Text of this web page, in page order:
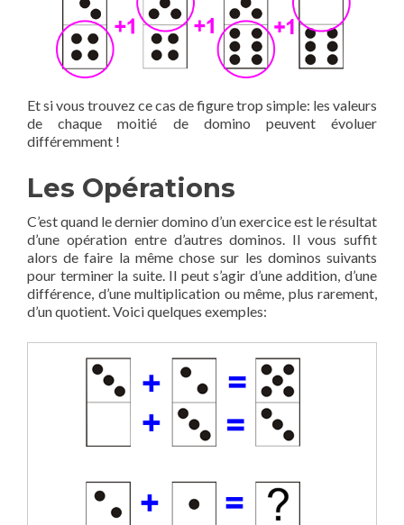
Et si vous trouvez ce cas de figure trop simple: les valeurs
de chaque moitié de domino peuvent évoluer
différemment !
Les Opérations
C’est quand le dernier domino d’un exercice est le résultat
d’une opération entre d’autres dominos. Il vous suffit
alors de faire la même chose sur les dominos suivants
pour terminer la suite. Il peut s’agir d’une addition, d’une
différence, d’une multiplication ou même, plus rarement,
d’un quotient. Voici quelques exemples: